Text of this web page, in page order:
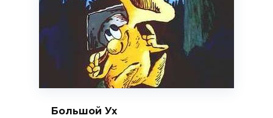
Большой Ух